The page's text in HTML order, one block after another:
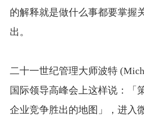
的解释就是做什么事都要掌握
出。
二十一世纪管理大师波特
国际领导高峰会上这样说：「
企业竞争胜出的地图」，进入